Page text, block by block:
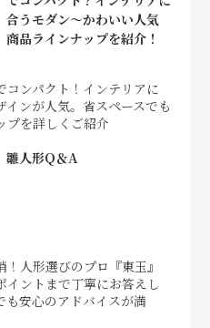
合うモダン～かわいい人気
商品ラインナップを紹介！
ンパクト！インテリアに
ンが人気。省スペースでも
プを詳しくご紹介
雛人形Q＆A
人形選びのプロ『東玉』
イントまで丁寧にお答えし
も安心のアドバイスが満